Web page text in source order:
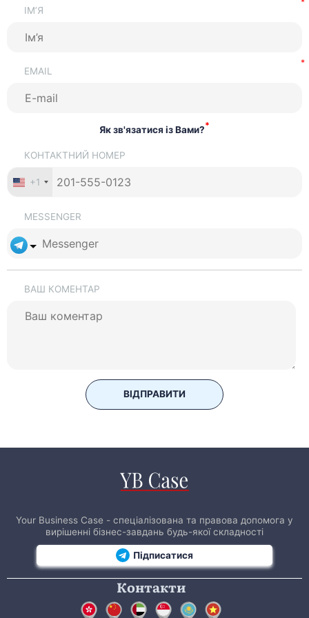
ІМ’Я
EMAIL
Як зв'язатися із Вами?*
КОНТАКТНИЙ НОМЕР
+1
MESSENGER
ВАШ КОМЕНТАР
ВІДПРАВИТИ
Your Business Case - спеціалізована та правова допомога у
вирішенні бізнес-завдань будь-якої складності
Підписатися
Контакти